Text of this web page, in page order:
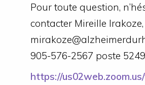
Pour toute question,
contacter Mireille Irakoze,
905-576-2567 poste 5249
https://